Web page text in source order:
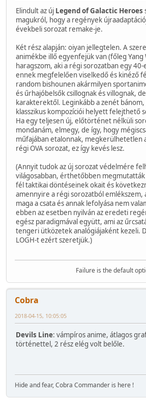
Elindult az új Legend of Galactic Heroes
magukról, hogy a regények
évekbeli sorozat remake-je.
Két rész alapján: oiyan jellegtelen. A
animékbe illő egyenfejük van (főleg Yang
haragszom, aki a régi sorozatban egy
ennek megfelelően viselkedő és kinéző
random bishounen akármilyen
és űrhajóbelsők csillognak és villognak,
karakterektől. Leginkább a zenét
klasszikus kompozíciói helyett felejthető
Ha egy teljesen új, előtörténet nélküli
mondanám, elmegy, de így, hogy
műfajában etalonnak, megkerülhetetlen
régi OVA sorozat, ez így kevés lesz.
(Annyit tudok az új sorozat védelmére
világosabban, érthetőbben megmutatták
fél taktikai döntéseinek okait és
amennyire a régi sorozatból emlékszem,
maga a csata és annak lefolyása nem
ebben az esetben nyilván az eredeti
egész paradigmával együtt, ami az
tengeri ütközetek analógiájaként kezeli.
LOGH-t ezért szeretjük.)
Failure is the default
Cobra
2018-04-15, 10:05:05
Devils Line: vámpíros anime, átlagos
történettel, 2 rész elég volt belőle.
Hide and fear, Cobra Commander is here !